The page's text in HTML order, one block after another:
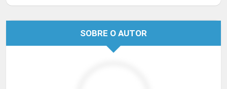
SOBRE O AUTOR